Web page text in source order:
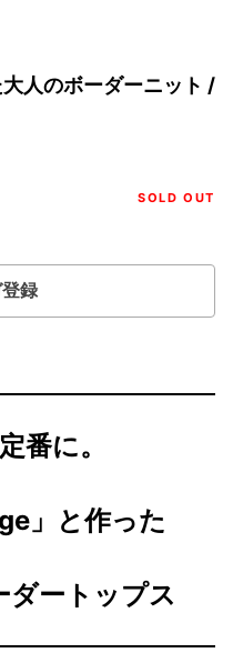
人のボーダーニット /
SOLD OUT
録
番に。
」と作った
ダートップス